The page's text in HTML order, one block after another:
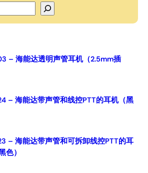
– 海能达透明声管耳机（2.5mm插
– 海能达带声管和线控PTT的耳机（黑
– 海能达带声管和可拆卸线控PTT的耳
色）